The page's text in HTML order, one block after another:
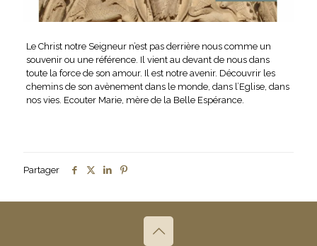
Le Christ notre Seigneur n’est pas derrière nous comme un
souvenir ou une référence. Il vient au devant de nous dans
toute la force de son amour. Il est notre avenir. Découvrir les
chemins de son avènement dans le monde, dans l’Eglise, dans
nos vies. Ecouter Marie, mère de la Belle Espérance.
Partager